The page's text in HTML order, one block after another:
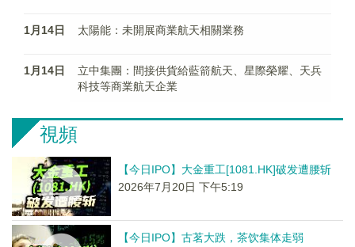
1月14日 太陽能：未開展商業航天相關業務
1月14日
立中集團：間接供貨給藍箭航天、星際榮耀、天兵
科技等商業航天企業
視頻
【今日IPO】大金重工[1081.HK]破发遭腰斩
2026年7月20日 下午5:19
【今日IPO】古茗大跌，茶饮集体走弱